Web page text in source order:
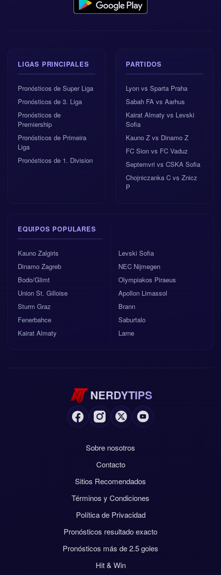
LIGAS PRINCIPALES
Pronósticos de Super Liga
Pronósticos de 3. Liga
Pronósticos de
Premiership
Pronósticos de Primeira
Liga
Pronósticos de 1. Division
PARTIDOS
Lyon vs Sparta Praha
Sabah FA vs Aarhus
Kairat Almaty vs Levski
Sofia
Kauno Z vs Dinamo Z
FC Sion vs FC Vaduz
Septemvri vs CSKA Sofia
Chojniczanka C vs Znicz
P
EQUIPOS POPULARES
Kauno Zalgiris
Dinamo Zagreb
Bodo/Glimt
Union St. Gilloise
Sturm Graz
Fenerbahce
Kairat Almaty
Levski Sofia
NEC Nijmegen
Olympiakos Piraeus
Apollon Limassol
Brann
Saburtalo
Larne
NERDYTIPS
Sobre nosotros
Contacto
Sitios Recomendados
Términos y Condiciones
Política de Privacidad
Pronósticos resultado exacto
Pronósticos más de 2.5 goles
Hit & Win